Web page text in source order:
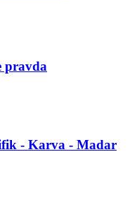
pravda
- Karva - Madar